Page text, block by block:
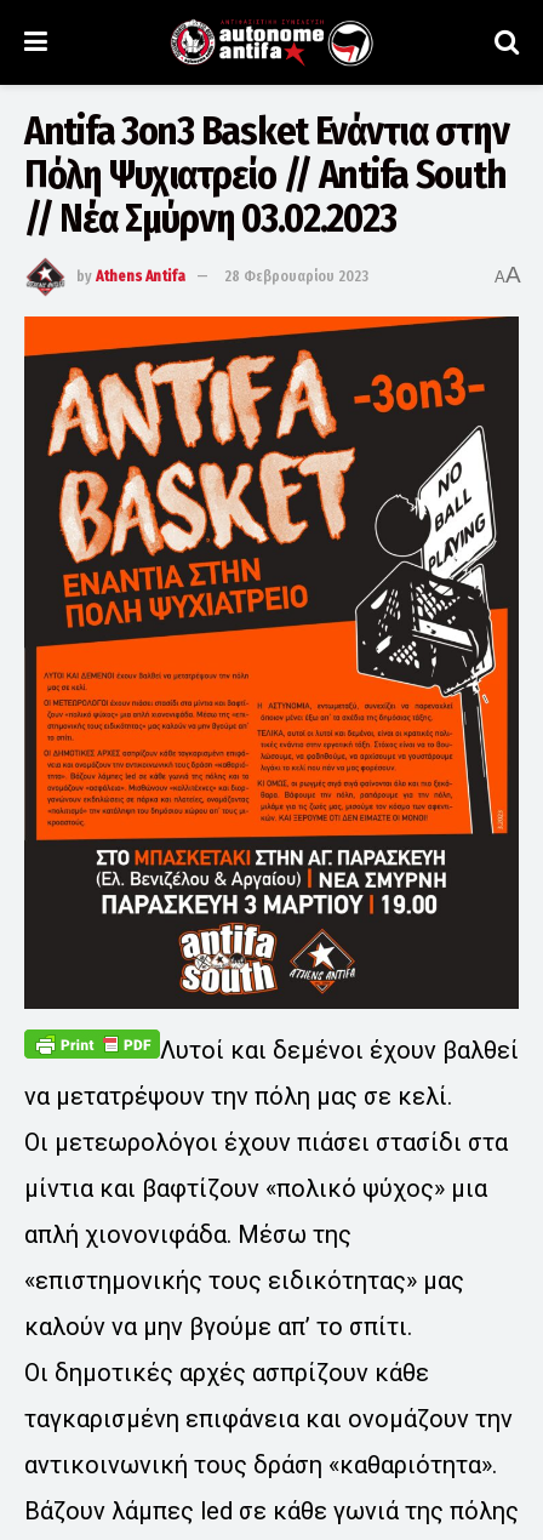
Antifa 3on3 Basket Ενάντια στην
Πόλη Ψυχιατρείο // Antifa South
// Νέα Σμύρνη 03.02.2023
by Athens Antifa 28 Φεβρουαρίου 2023 AA
Λυτοί και δεμένοι έχουν βαλθεί
να μετατρέψουν την πόλη μας σε κελί.
Οι μετεωρολόγοι έχουν πιάσει στασίδι στα
μίντια και βαφτίζουν «πολικό ψύχος» μια
απλή χιονονιφάδα. Μέσω της
«επιστημονικής τους ειδικότητας» μας
καλούν να μην βγούμε απ’ το σπίτι.
Οι δημοτικές αρχές ασπρίζουν κάθε
ταγκαρισμένη επιφάνεια και ονομάζουν την
αντικοινωνική τους δράση «καθαριότητα».
Βάζουν λάμπες led σε κάθε γωνιά της πόλης